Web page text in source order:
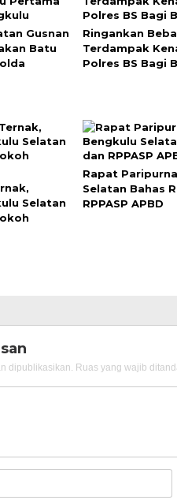
Gusnan
Batu
Ringankan
Terdampak
Polres BS Bagi
Selatan
Rapat
Selatan Bahas
RPPASP APBD
dipublikasikan. Ruas yang wajib